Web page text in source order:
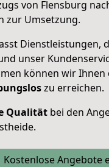
von Flensburg
zur Umsetzung.
Dienstleistungen,
unser
können wir Ihnen
zu erreichen.
Qualität bei den
Kostenlose Angebote